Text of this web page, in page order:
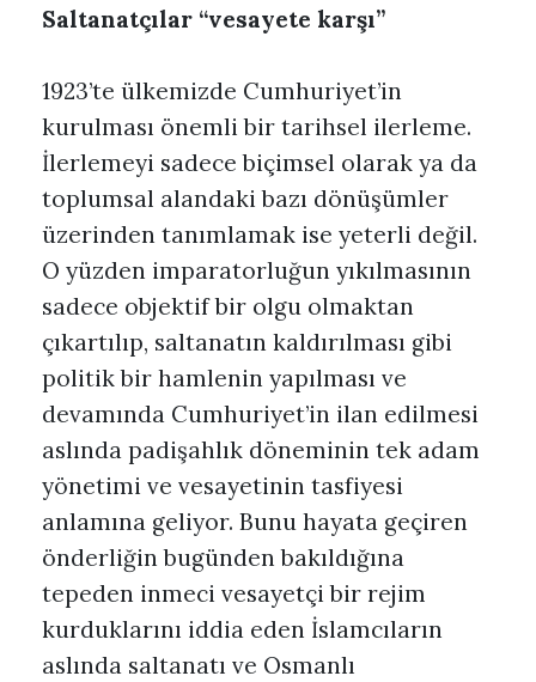
Saltanatçılar “vesayete karşı”
1923’te ülkemizde Cumhuriyet’in
kurulması önemli bir tarihsel ilerleme.
İlerlemeyi sadece biçimsel olarak ya da
toplumsal alandaki bazı dönüşümler
üzerinden tanımlamak ise yeterli değil.
O yüzden imparatorluğun yıkılmasının
sadece objektif bir olgu olmaktan
çıkartılıp, saltanatın kaldırılması gibi
politik bir hamlenin yapılması ve
devamında Cumhuriyet’in ilan edilmesi
aslında padişahlık döneminin tek adam
yönetimi ve vesayetinin tasfiyesi
anlamına geliyor. Bunu hayata geçiren
önderliğin bugünden bakıldığına
tepeden inmeci vesayetçi bir rejim
kurduklarını iddia eden İslamcıların
aslında saltanatı ve Osmanlı